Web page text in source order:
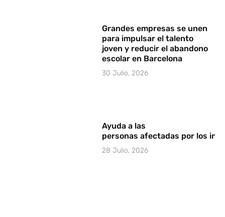
Grandes empresas se unen
para impulsar el talento
joven y reducir el abandono
escolar en Barcelona
30 Julio, 2026
Ayuda a las
personas afectadas por los
28 Julio, 2026